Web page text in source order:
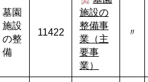
墓園
施設
の整
備
11422
施設の
整備事
業（主
要事
業）
〃